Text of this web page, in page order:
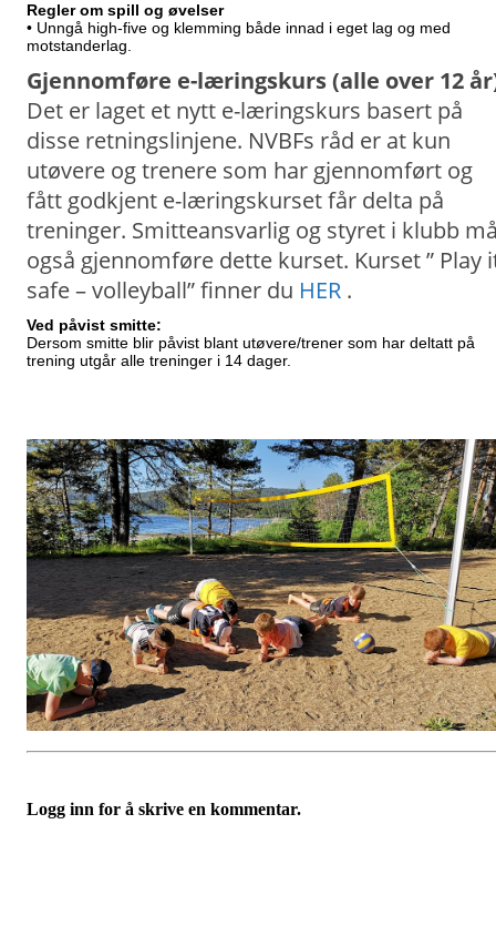
Regler om spill og øvelser
• Unngå high-five og klemming både innad i eget lag og med
motstanderlag.
Gjennomføre e-læringskurs (alle over 12
Det er laget et nytt e-læringskurs basert på
disse retningslinjene. NVBFs råd er at kun
utøvere og trenere som har gjennomført og
fått godkjent e-læringskurset får delta på
treninger. Smitteansvarlig og styret i klubb
også gjennomføre dette kurset. Kurset ” Play
safe – volleyball” finner du HER .
Ved påvist smitte:
Dersom smitte blir påvist blant utøvere/trener som har deltatt på
trening utgår alle treninger i 14 dager.
Logg inn for å skrive en kommentar.